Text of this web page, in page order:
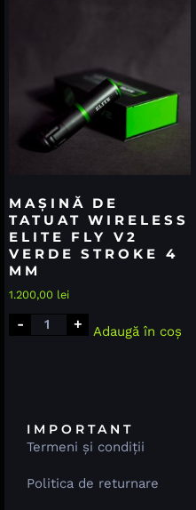
MAȘINĂ DE
TATUAT WIRELESS
ELITE FLY V2
VERDE STROKE 4
MM
1.200,00 lei
- + Adaugă în coș
IMPORTANT
Termeni și condiții
Politica de returnare